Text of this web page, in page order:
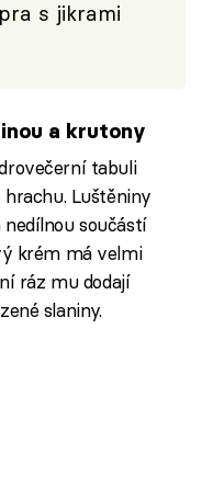
s jikrami
a krutony
tabuli
hrachu. Luštěniny
součástí
krém má velmi
ráz mu dodají
slaniny.